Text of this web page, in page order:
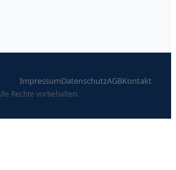
ImpressumDatenschutzAGBKontakt
Rechte vorbehalten.